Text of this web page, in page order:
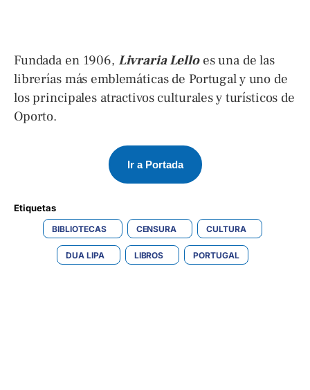
Fundada en 1906, Livraria Lelloes una de las
librerías más emblemáticas de Portugal y uno de
los principales atractivos culturales y turísticos de
Oporto.
Ir a Portada
Etiquetas
BIBLIOTECAS CENSURA CULTURA
DUA LIPA LIBROS PORTUGAL